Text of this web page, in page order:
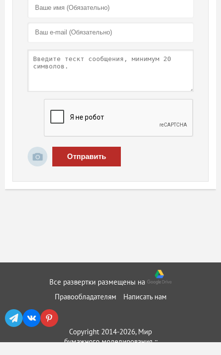
Отправить
Все развертки размещены на
Правообладателям
Написать нам
Copyright 2014-2026, Мир
бумажного моделирования ::